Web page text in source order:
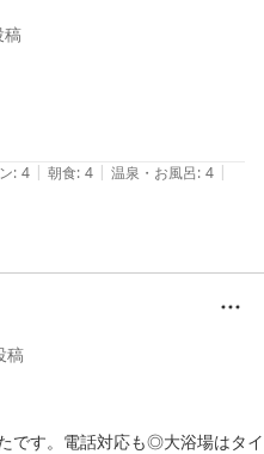
稿
: 4 | 朝食: 4 | 温泉・お風呂: 4 |
稿
です。電話対応も◎大浴場はタイ